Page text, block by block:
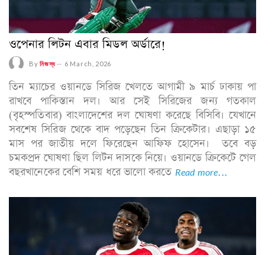
ওপেনার লিটন এবার মিডল অর্ডারে!
Byনিজস্ব-- 6 March, 2026
তিন ম্যাচের ওয়ানডে সিরিজ খেলতে আগামী ৯ মার্চ ঢাকায় পা
রাখবে পাকিস্তান দল। আর সেই সিরিজের জন্য গতকাল
(বৃহস্পতিবার) বাংলাদেশের দল ঘোষণা করেছে বিসিবি। যেখানে
সবশেষ সিরিজ থেকে বাদ পড়েছেন তিন ক্রিকেটার। এছাড়া ১৫
মাস পর জাতীয় দলে ফিরেছেন আফিফ হোসেন। তবে বড়
চমকপ্রদ ঘোষণা ছিল লিটন দাসকে নিয়ে। ওয়ানডে ক্রিকেটে গেল
বছরখানেকের বেশি সময় ধরে ভালো করতে Read more...